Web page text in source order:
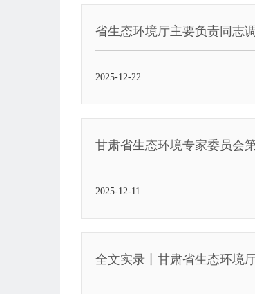
省生态环境厅主要负责同志
2025-12-22
甘肃省生态环境专家委员会
2025-12-11
全文实录丨甘肃省生态环境